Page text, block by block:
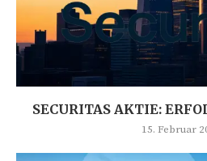
SECURITAS AKTIE:
15. Februar